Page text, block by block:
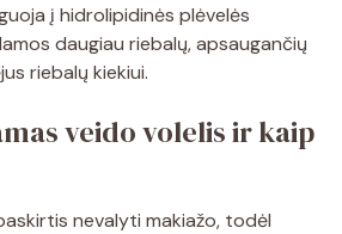
į hidrolipidinės plėvelės
daugiau riebalų, apsaugančių
riebalų kiekiui.
veido volelis ir kaip
nevalyti makiažo, todėl